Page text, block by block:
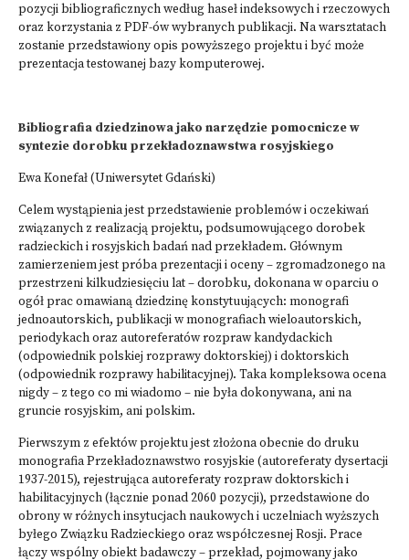
pozycji bibliograficznych według haseł indeksowych i rzeczowych
oraz korzystania z PDF-ów wybranych publikacji. Na warsztatach
zostanie przedstawiony opis powyższego projektu i być może
prezentacja testowanej bazy komputerowej.
Bibliografia dziedzinowa jako narzędzie pomocnicze w
syntezie dorobku przekładoznawstwa rosyjskiego
Ewa Konefał (Uniwersytet Gdański)
Celem wystąpienia jest przedstawienie problemów i oczekiwań
związanych z realizacją projektu, podsumowującego dorobek
radzieckich i rosyjskich badań nad przekładem. Głównym
zamierzeniem jest próba prezentacji i oceny – zgromadzonego na
przestrzeni kilkudziesięciu lat – dorobku, dokonana w oparciu o
ogół prac omawianą dziedzinę konstytuujących: monografi
jednoautorskich, publikacji w monografiach wieloautorskich,
periodykach oraz autoreferatów rozpraw kandydackich
(odpowiednik polskiej rozprawy doktorskiej) i doktorskich
(odpowiednik rozprawy habilitacyjnej). Taka kompleksowa ocena
nigdy – z tego co mi wiadomo – nie była dokonywana, ani na
gruncie rosyjskim, ani polskim.
Pierwszym z efektów projektu jest złożona obecnie do druku
monografia Przekładoznawstwo rosyjskie (autoreferaty dysertacji
1937-2015), rejestrująca autoreferaty rozpraw doktorskich i
habilitacyjnych (łącznie ponad 2060 pozycji), przedstawione do
obrony w różnych insytucjach naukowych i uczelniach wyższych
byłego Związku Radzieckiego oraz współczesnej Rosji. Prace
łączy wspólny obiekt badawczy – przekład, pojmowany jako